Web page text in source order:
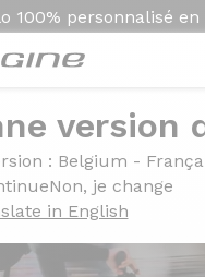
100% personnalisé en
version
: Belgium -
Non, je change
in English